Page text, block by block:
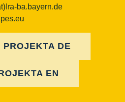
ba.bayern.de
PROJEKTA DE
EN